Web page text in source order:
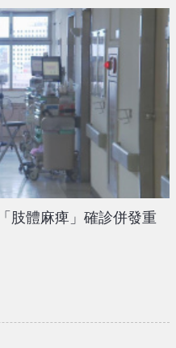
肢體麻痺」確診併發重